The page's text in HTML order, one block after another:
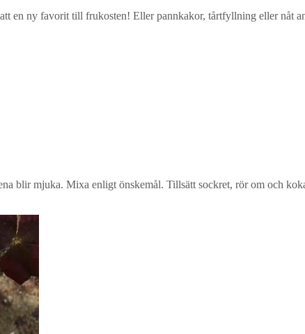
en ny favorit till frukosten! Eller pannkakor, tårtfyllning eller nåt
blir mjuka. Mixa enligt önskemål. Tillsätt sockret, rör om och